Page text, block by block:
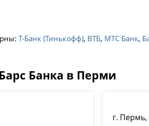
Т-Банк (Тинькофф), ВТБ, МТС Банк,
Банка в Перми
г. Пермь,